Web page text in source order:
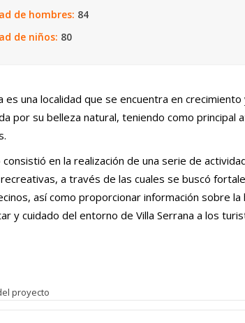
de hombres: 84
de niños: 80
es una localidad que se encuentra en
por su belleza natural, teniendo como principal
en la realización de una serie de
a través de las cuales se buscó
así como proporcionar información sobre la
y cuidado del entorno de Villa Serrana a los
proyecto